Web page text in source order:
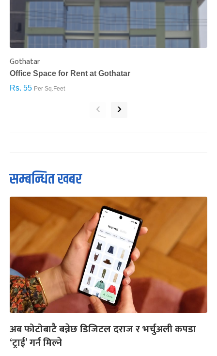
Gothatar
Office Space for Rent at Gothatar
Rs. 55 Per Sq.Feet
‹ ›
सम्बन्धित खबर
अब फोटोबाटै बन्नेछ डिजिटल दराज र भर्चुअली कपडा
‘ट्राई’ गर्न मिल्ने